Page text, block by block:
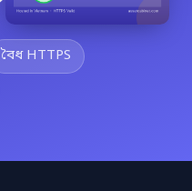
বৈধ HTTPS